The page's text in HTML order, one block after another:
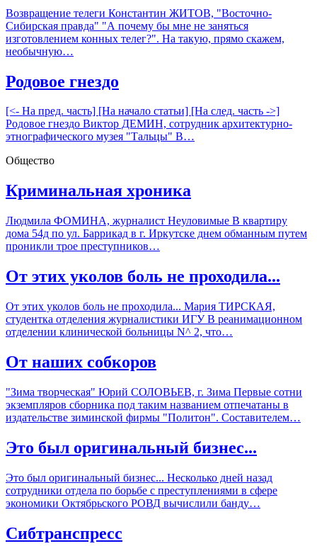
Возвращение телеги Константин ЖИТОВ, "Восточно-
Сибирская правда" "А почему бы мне не заняться
изготовлением конных телег?". На такую, прямо скажем,
необычную…
Родовое гнездо
[<- На пред. часть] [На начало статьи] [На след. часть ->]
Родовое гнездо Виктор ДЕМИН, сотрудник архитектурно-
этнографического музея "Тальцы" В…
Общество
Криминальная хроника
Людмила ФОМИНА, журналист Неуловимые В квартиру
дома 54д по ул. Баррикад в г. Иркутске днем обманным путем
проникли трое преступников…
От этих уколов боль не проходила...
От этих уколов боль не проходила... Мария ТИРСКАЯ,
студентка отделения журналистики ИГУ В реанимационном
отделении клинической больницы N^ 2, что…
От наших собкоров
"Зима творческая" Юрий СОЛОВЬЕВ, г. Зима Первые сотни
экземпляров сборника под таким названием отпечатаны в
издательстве зиминской фирмы "Политон". Составителем…
Это был оригинальный бизнес...
Это был оригинальный бизнес... Несколько дней назад
сотрудники отдела по борьбе с преступлениями в сфере
экономики Октябрьского РОВД вычислили банду…
Сибтранспресс